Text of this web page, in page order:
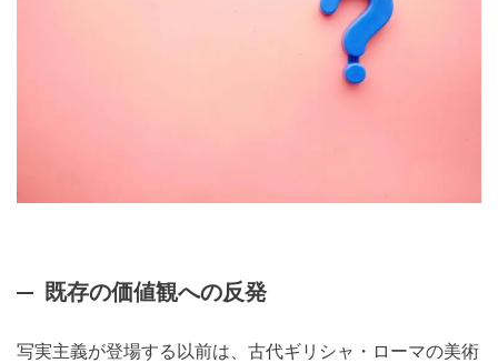
既存の価値観への反発
写実主義が登場する以前は、古代ギリシャ・ローマの美術